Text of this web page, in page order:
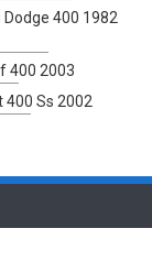
400 1982
400 2003
400 Ss 2002